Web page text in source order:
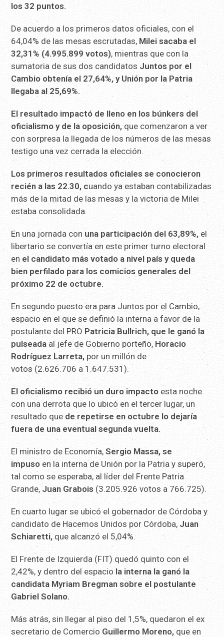
los 32 puntos.
De acuerdo a los primeros datos oficiales, con el
64,04% de las mesas escrutadas, Milei sacaba el
32,31% (4.995.899 votos), mientras que con la
sumatoria de sus dos candidatos Juntos por el
Cambio obtenía el 27,64%, y Unión por la Patria
llegaba al 25,69%.
El resultado impactó de lleno en los búnkers del
oficialismo y de la oposición,que comenzaron a ver
con sorpresa la llegada de los números de las mesas
testigo una vez cerrada la elección.
Los primeros resultados oficiales se conocieron
recién a las 22.30, cuando ya estaban contabilizadas
más de la mitad de las mesas y la victoria de Milei
estaba consolidada.
En una jornada con una participación del 63,89%,el
libertario se convertía en este primer turno electoral
en el candidato más votado a nivel país y queda
bien perfilado para los comicios generales del
próximo 22 de octubre.
En segundo puesto era para Juntos por el Cambio,
espacio en el que se definió la interna a favor de la
postulante del PRO Patricia Bullrich, que le ganó la
pulseada al jefe de Gobierno porteño, Horacio
Rodríguez Larreta, por un millón de
votos (2.626.706 a 1.647.531).
El oficialismo recibió un duro impacto esta noche
con una derrota que lo ubicó en el tercer lugar, un
resultado que de repetirse en octubre lo dejaría
fuera de una eventual segunda vuelta.
El ministro de Economía,Sergio Massa, se
impuso en la interna de Unión por la Patria y superó,
tal como se esperaba, al líder del Frente Patria
Grande, Juan Grabois (3.205.926 votos a 766.725).
En cuarto lugar se ubicó el gobernador de Córdoba y
candidato de Hacemos Unidos por Córdoba, Juan
Schiaretti, que alcanzó el 5,04%.
El Frente de Izquierda (FIT) quedó quinto con el
2,42%, y dentro del espacio la interna la ganó la
candidata Myriam Bregman sobre el postulante
Gabriel Solano.
Más atrás, sin llegar al piso del 1,5%, quedaron el ex
secretario de Comercio Guillermo Moreno, que en